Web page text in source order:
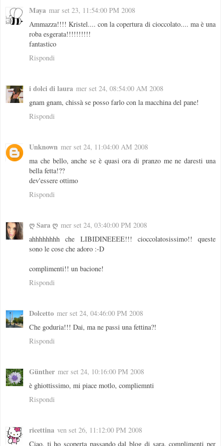
Maya mar set 23, 11:54:00 PM 2008
Ammazza!!!! Kristel.... con la copertura di cioccolato.... ma è una
roba esgerata!!!!!!!!!!
fantastico
Rispondi
i dolci di laura mer set 24, 08:54:00 AM 2008
gnam gnam, chissà se posso farlo con la macchina del pane!
Rispondi
Unknown mer set 24, 11:04:00 AM 2008
ma che bello, anche se è quasi ora di pranzo me ne daresti una
bella fetta!??
dev'essere ottimo
Rispondi
ღ Sara ღ mer set 24, 03:40:00 PM 2008
ahhhhhhhh che LIBIDINEEEE!!! cioccolatosissimo!! queste
sono le cose che adoro :-D
complimenti!! un bacione!
Rispondi
Dolcetto mer set 24, 04:46:00 PM 2008
Che goduria!!! Dai, ma ne passi una fettina?!
Rispondi
Günther mer set 24, 10:16:00 PM 2008
è ghiottissimo, mi piace motlo, compliemnti
Rispondi
ricettina ven set 26, 11:12:00 PM 2008
Ciao, ti ho scoperta passando dal blog di sara, complimenti per